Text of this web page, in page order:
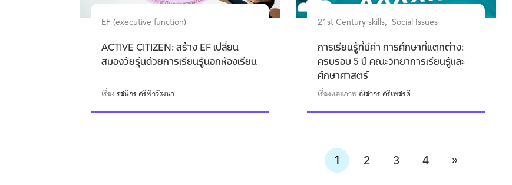
EF (executive function)
ACTIVE CITIZEN: สร้าง EF เปลี่ยน
สมองวัยรุ่นด้วยการเรียนรู้นอกห้องเรียน
เรื่องรชนีกร ศรีฟ้าวัฒนา
21st Century skills Social Issues
การเรียนรู้ที่มีค่า การศึกษาที่แตกต่าง:
ครบรอบ 5 ปี คณะวิทยาการเรียนรู้และ
ศึกษาศาสตร์
เรื่องและภาพณิชากร ศรีเพชรดี
1 2 3 4 »